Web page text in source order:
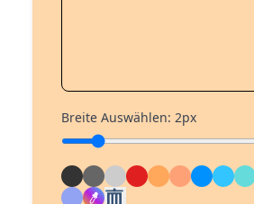
Breite Auswählen: 2px